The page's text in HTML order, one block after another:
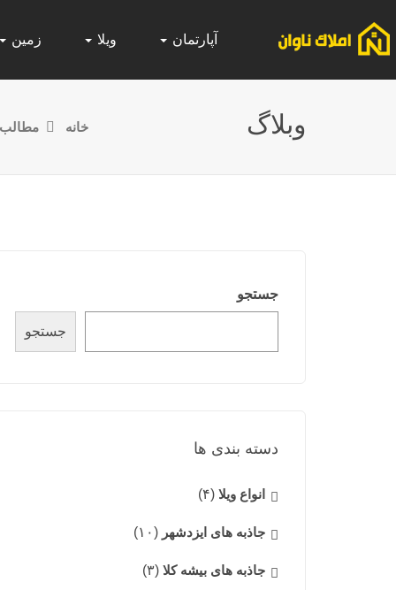
آپارتمان ویلا زمین
وبلاگ خانه مطالب
جستجو
جستجو
دسته بندی ها
انواع ویلا (۴)
جاذبه های ایزدشهر (۱۰)
جاذبه های بیشه کلا (۳)